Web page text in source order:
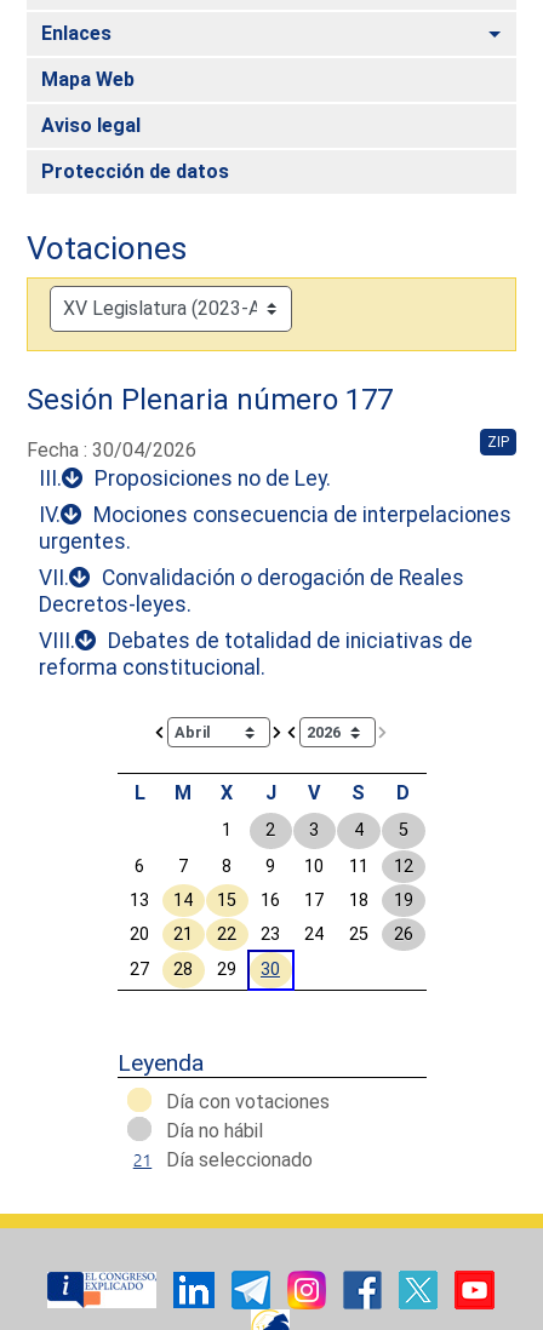
Enlaces
Mapa Web
Aviso legal
Protección de datos
Votaciones
Sesión Plenaria número 177
Fecha : 30/04/2026 ZIP
III.
Proposiciones no de Ley.
IV.
Mociones consecuencia de interpelaciones
urgentes.
VII.
Convalidación o derogación de Reales
Decretos-leyes.
VIII.
Debates de totalidad de iniciativas de
reforma constitucional.
Calendar io de actividades. Doce Legislatura
L M X J V S D
1 2 3 4
5
6
7 8 9 10 11
12
13
14 15 16 17 18
19
20
21 22 23 24 25
26
27
28 29 30
Leyenda
Día con votaciones
Día no hábil
Día seleccionado